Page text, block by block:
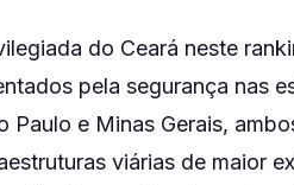
do Ceará neste
pela segurança nas
Paulo e Minas Gerais,
viárias de maior